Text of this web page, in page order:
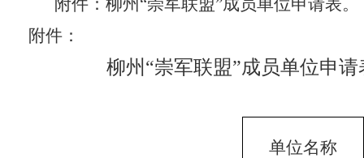
附件：柳州 “崇军联盟”成员单位申请表。
附件：
柳州 “崇军联盟”成员单位申请
单位名称